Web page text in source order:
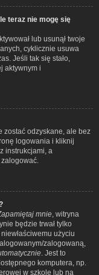
teraz nie mogę się
lub usunął twoje
cyklicznie usuwa
Jeśli tak się stało,
aktywnym i
zostać odzyskane, ale bez
logowania i kliknij
instrukcjami, a
mnie , witryna
będzie trwał tylko
użyciu
zalogowaną,
. Jest to
komputera, np.
w szkole lub na